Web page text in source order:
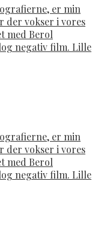
er min
der vokser i vores
med Berol
negativ film. Lille
er min
der vokser i vores
med Berol
negativ film. Lille